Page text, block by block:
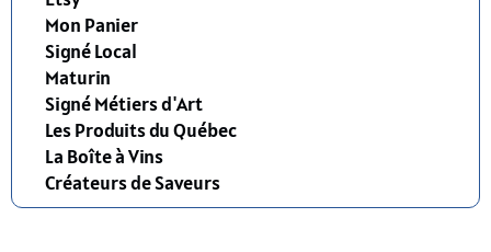
Mon Panier
Signé Local
Maturin
Signé Métiers d'Art
Les Produits du Québec
La Boîte à Vins
Créateurs de Saveurs